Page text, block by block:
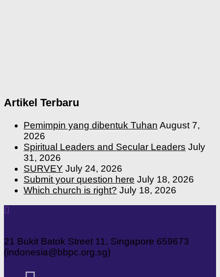
Artikel Terbaru
Pemimpin yang dibentuk Tuhan August 7,
2026
Spiritual Leaders and Secular Leaders July
31, 2026
SURVEY July 24, 2026
Submit your question here July 18, 2026
Which church is right? July 18, 2026
21 Bukit Batok Street 11, Singapore 659673
(indonesia@bbpc.org.sg)